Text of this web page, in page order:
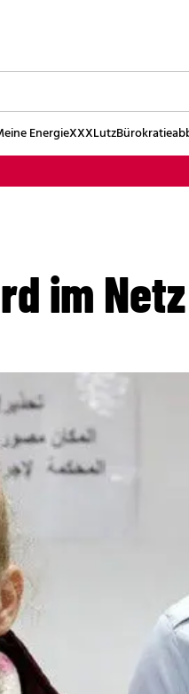
EnergieXXXLutz
im